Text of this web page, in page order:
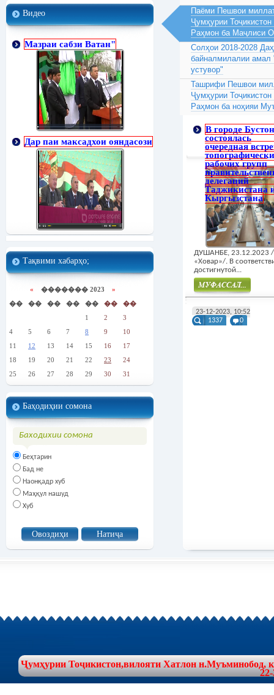
Видео
Мазраи сабзи Ватан"
Дар паи максадхои ояндасози
Тақвими хабарҳо;
« ������� 2023 »
��
�� �� �� �� ��
��
1
2
3
4
5 6 7 8 9
10
11
12 13 14 15 16
17
18
19 20 21 22 23
24
25
26 27 28 29 30 31
Баҳодиҳии сомона
Баходихии сомона
Беҳтарин
Бад не
Наонқадр хуб
Маҳқул нашуд
Хуб
Паёми Пешвои
Ҷумҳурии
Раҳмон ба Маҷлиси
Солҳои 2018-2028
байналмилалии
устувор"
Ташрифи Пешвои
Ҷумҳурии
Раҳмон ба ноҳияи
В городе Бустон
состоялась
очередная
рабочих групп
делегаций
Таджикистана
Кыргызстана
ДУШАНБЕ, 23.12.2023
«Ховар»/. В
достигнутой...
23-12-2023, 10:52
1337
0
Ҷумҳурии Тоҷикистон,вилояти Хатлон н.Муъминобод,